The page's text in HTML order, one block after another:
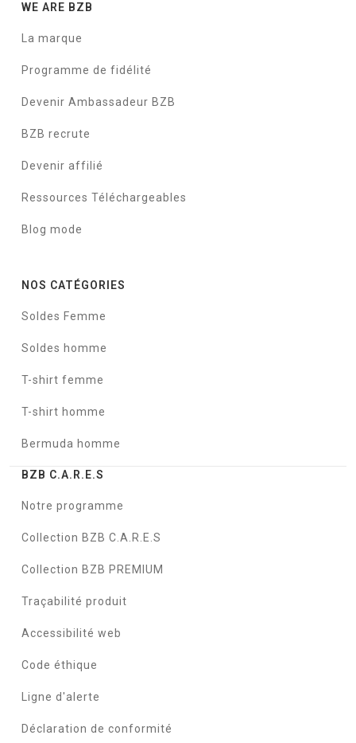
WE ARE BZB
La marque
Programme de fidélité
Devenir Ambassadeur BZB
BZB recrute
Devenir affilié
Ressources Téléchargeables
Blog mode
NOS CATÉGORIES
Soldes Femme
Soldes homme
T-shirt femme
T-shirt homme
Bermuda homme
BZB C.A.R.E.S
Notre programme
Collection BZB C.A.R.E.S
Collection BZB PREMIUM
Traçabilité produit
Accessibilité web
Code éthique
Ligne d'alerte
Déclaration de conformité